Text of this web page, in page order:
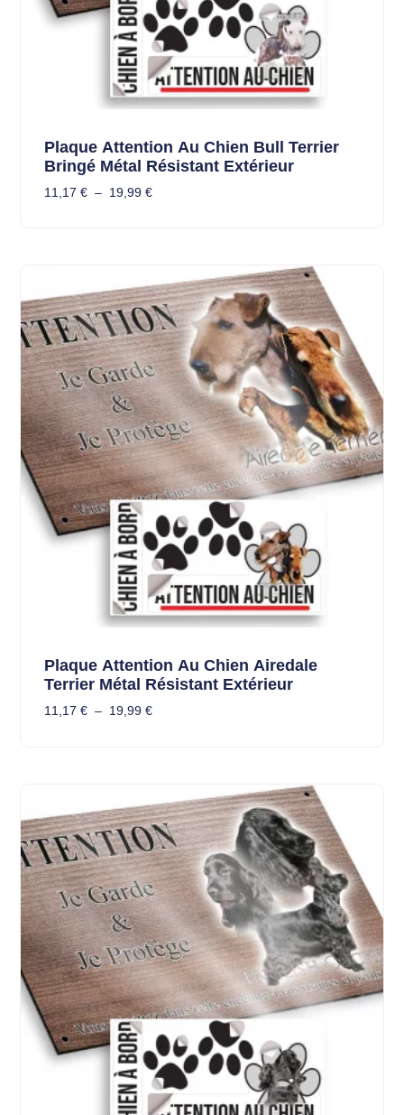
Plaque Attention Au Chien Bull Terrier
Bringé Métal Résistant Extérieur
11,17 € – 19,99 €
Plaque Attention Au Chien Airedale
Terrier Métal Résistant Extérieur
11,17 € – 19,99 €